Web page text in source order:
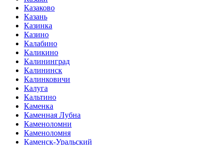
Казаково
Казань
Казинка
Казино
Калабино
Каликино
Калининград
Калининск
Калинковичи
Калуга
Кальтино
Каменка
Каменная Лубна
Каменоломни
Каменоломня
Каменск-Уральский